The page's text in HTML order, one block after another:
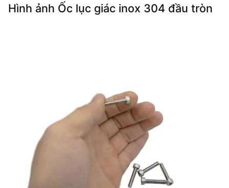
Hình ảnh Ốc lục giác inox 304 đầu tròn